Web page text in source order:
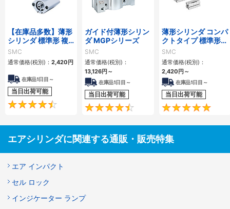
【在庫品多数】薄形
シリンダ 標準形 複
動・片ロッド CQ2
シリーズ
SMC
通常価格(税別)： 2,420 円
在庫品1日目～
当日出荷可能
4.5
ガイド付薄形シリン
ダ MGPシリーズ
SMC
通常価格(税別)：
13,126円 ～
在庫品1日目～
当日出荷可能
4.6
薄形シリンダ コンパ
クトタイプ 標準形
複動 片ロッド CQS
シリーズ
SMC
通常価格(税別)：
2,420 円 ～
在庫品1日目～
当日出荷可能
エアシリンダに関連する通販・販売特集
エア インパクト
セル ロック
インジケーター ランプ